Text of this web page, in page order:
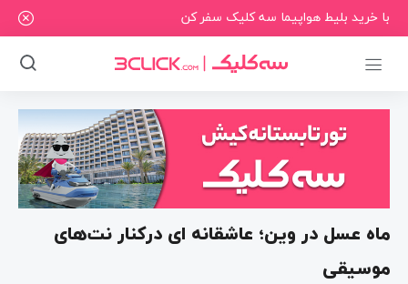
با خرید بلیط هواپیما سه کلیک سفر کن
ماه عسل در وین؛ عاشقانه ای درکنار نت‌های
موسیقی